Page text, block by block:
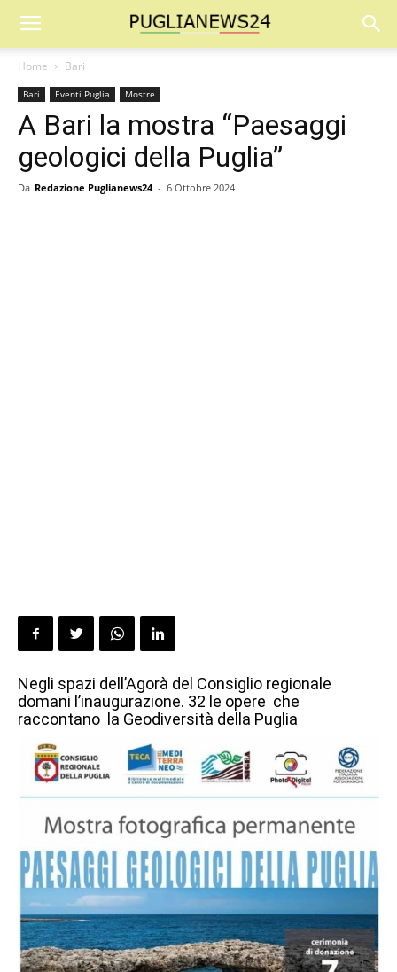
Home Bari
Bari Eventi Puglia Mostre
A Bari la mostra “Paesaggi
geologici della Puglia”
Da Redazione Puglianews24 - 6 Ottobre 2024
Negli spazi dell’Agorà del Consiglio regionale
domani l’inaugurazione. 32 le opere che
raccontano la Geodiversità della Puglia